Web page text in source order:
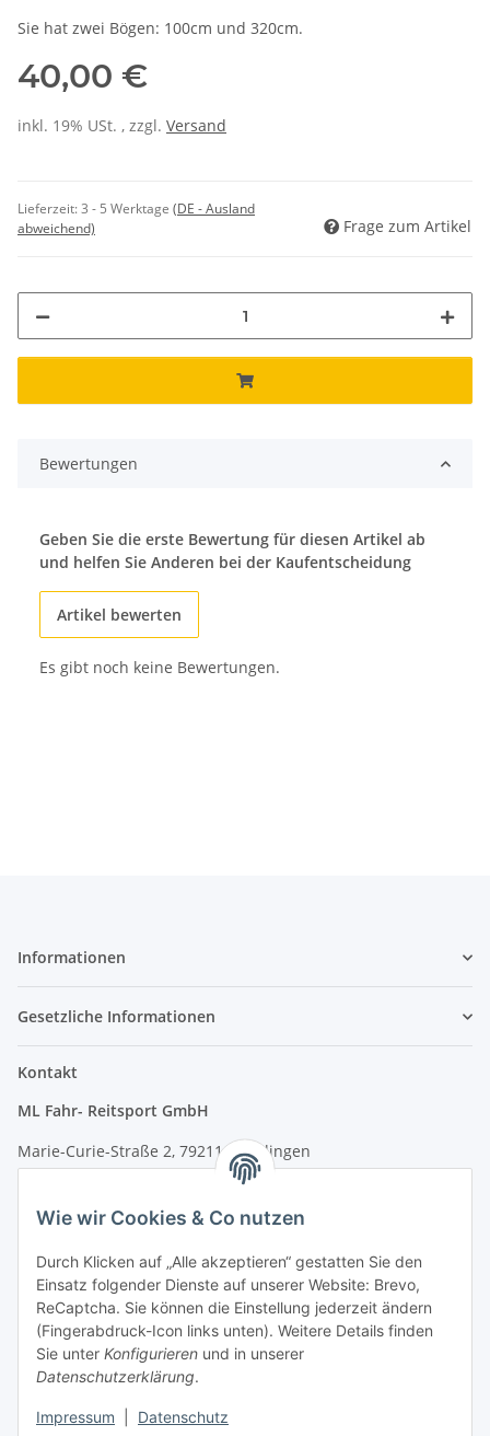
Wie wir Cookies & Co nutzen
Durch Klicken auf „Alle akzeptieren“ gestatten Sie den
Einsatz folgender Dienste auf unserer Website: Brevo,
ReCaptcha. Sie können die Einstellung jederzeit ändern
(Fingerabdruck-Icon links unten). Weitere Details finden
Sie unter Konfigurieren und in unserer
Datenschutzerklärung.
Impressum Datenschutz
Sie hat zwei Bögen: 100cm und 320cm.
40,00 €
inkl. 19% USt. , zzgl. Versand
Lieferzeit:3 - 5 Werktage (DE - Ausland
abweichend)
Frage zum Artikel
Bewertungen
Geben Sie die erste Bewertung für diesen Artikel ab
und helfen Sie Anderen bei der Kaufentscheidung
Artikel bewerten
Es gibt noch keine Bewertungen.
Informationen
Gesetzliche Informationen
Kontakt
ML Fahr- Reitsport GmbH
Marie-Curie-Straße 2, 79211 Denzlingen
Tel.: 07666/9378060 (Mo-Fr 9-16 Uhr)
info@fahr-reitsport.de
Nach Terminvereinbarung können Sie gerne bei uns im Lager
vorbeikommen
Zahlungsarten